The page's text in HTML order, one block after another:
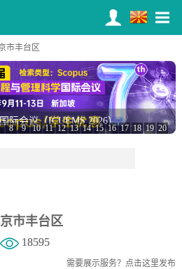
市丰台区
际会议（ICUEMS 2026）
8 9 10 11 12 13 14 15 16 17 18 19 20
市丰台区
18595
需要展示服务？ 点击这里发布